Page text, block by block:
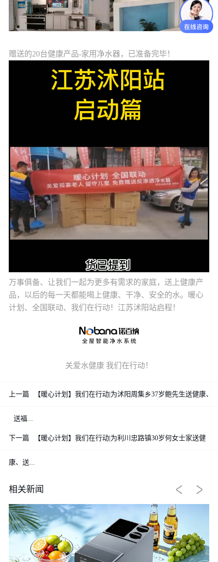
赠送的20台健康产品-家用净水器，已准备完毕！
万事俱备、让我们一起为更多有需求的家庭，送上健康产
品，以后的每一天都能喝上健康、干净、安全的水。暖心
计划、全国联动、我们在行动！江苏沭阳站启程！
关爱水健康 我们在行动！
上一篇 【暖心计划】我们在行动|为沭阳周集乡37岁鲍先生送健康、
送福...
下一篇 【暖心计划】我们在行动|为利川忠路镇30岁何女士家送健
康、送...
相关新闻